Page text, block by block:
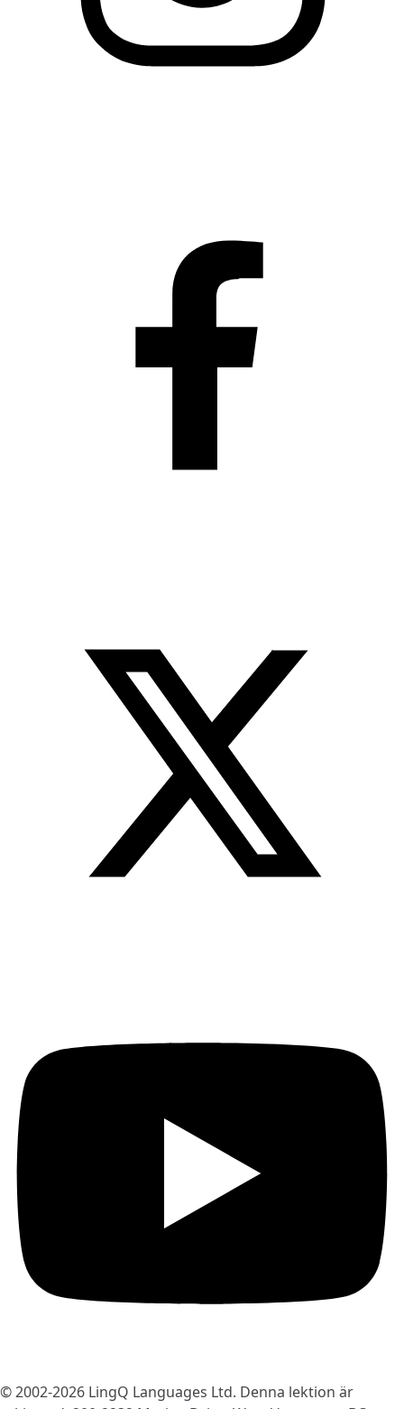
© 2002-2026 LingQ Languages Ltd. Denna lektion är